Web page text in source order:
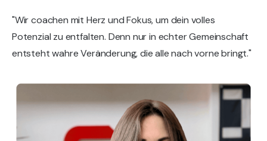
"Wir coachen mit Herz und Fokus, um dein volles
Potenzial zu entfalten. Denn nur in echter Gemeinschaft
entsteht wahre Veränderung, die alle nach vorne bringt."